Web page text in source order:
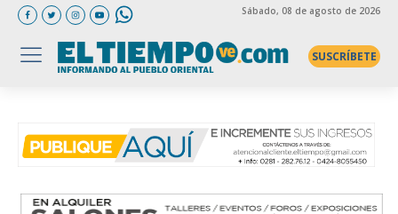
Sábado, 08 de agosto de 2026
SUSCRÍBETE